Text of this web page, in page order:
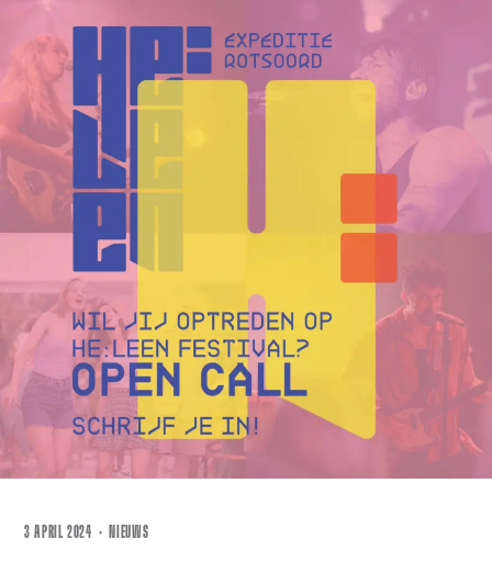
3 APRIL 2024 · NIEUWS